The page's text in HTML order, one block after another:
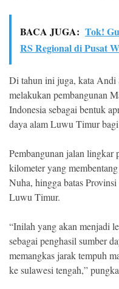
BACA JUGA: Tok!
RS Regional di Pusat
Di tahun ini juga, kata Andi
melakukan pembangunan
Indonesia sebagai bentuk
daya alam Luwu Timur
Pembangunan jalan lingkar
kilometer yang
Nuha, hingga batas
Luwu Timur.
“Inilah yang akan menjadi
sebagai penghasil sumber
memangkas jarak tempuh
ke sulawesi tengah,”